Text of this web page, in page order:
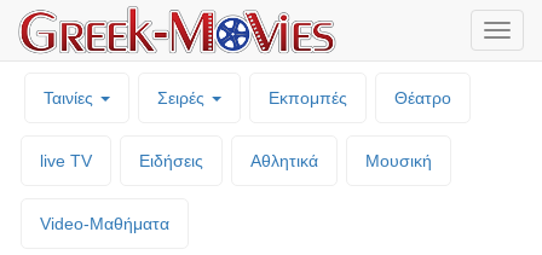
Ταινίες Σειρές Εκπομπές Θέατρο
live TV Ειδήσεις Αθλητικά Μουσική
Video-Mαθήματα